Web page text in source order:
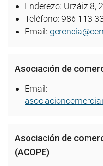
Enderezo: Urzáiz 8,
Teléfono: 986 113
Email:
Asociación de
Email:
Asociación de
(ACOPE)